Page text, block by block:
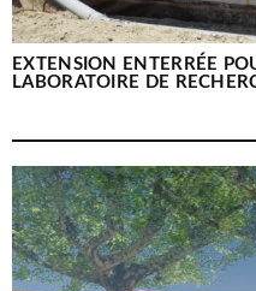
EXTENSION ENTERRÉE
LABORATOIRE DE